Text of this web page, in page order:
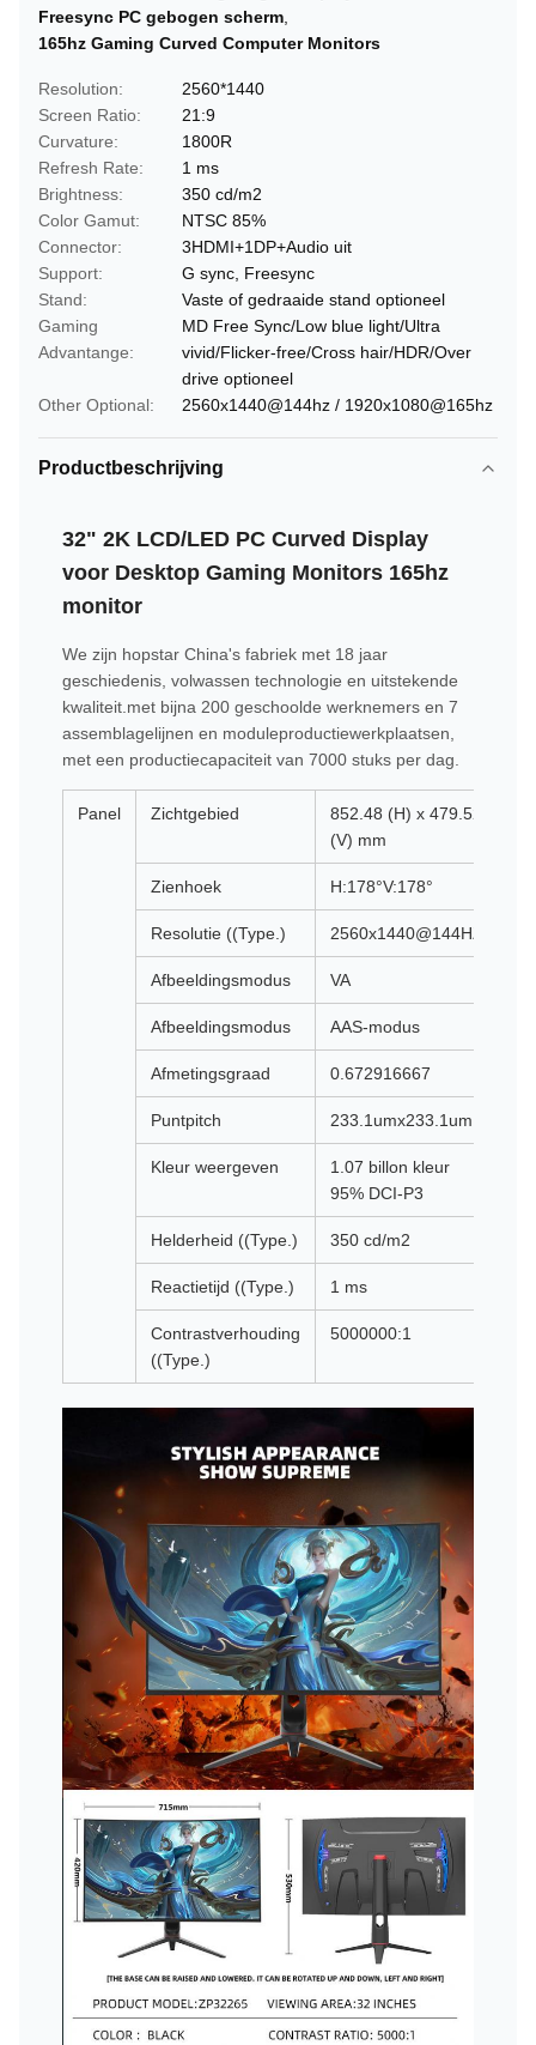
Freesync PC gebogen scherm
165hz Gaming Curved Computer Monitors
Resolution:
2560*1440
Screen Ratio:
21:9
Curvature:
1800R
Refresh Rate:
1 ms
Brightness:
350 cd/m2
Color Gamut:
NTSC 85%
Connector:
3HDMI+1DP+Audio uit
Support:
G sync, Freesync
Stand:
Vaste of gedraaide stand optioneel
Gaming
Advantange:
MD Free Sync/Low blue light/Ultra
vivid/Flicker-free/Cross hair/HDR/Over
drive optioneel
Other Optional:
2560x1440@144hz / 1920x1080@165hz
Productbeschrijving
32" 2K LCD/LED PC Curved Display
voor Desktop Gaming Monitors 165hz
monitor
We zijn hopstar China's fabriek met 18 jaar
geschiedenis, volwassen technologie en uitstekende
kwaliteit.met bijna 200 geschoolde werknemers en 7
assemblagelijnen en moduleproductiewerkplaatsen,
met een productiecapaciteit van 7000 stuks per dag.
Panel Zichtgebied
852.48 (H) x 479.52
(V) mm
Zienhoek H:178°V:178°
Resolutie ((Type.) 2560x1440@144HZ
Afbeeldingsmodus VA
Afbeeldingsmodus AAS-modus
Afmetingsgraad 0.672916667
Puntpitch 233.1umx233.1um
Kleur weergeven
1.07 billon kleur
95% DCI-P3
Helderheid ((Type.) 350 cd/m2
Reactietijd ((Type.) 1 ms
Contrastverhouding
((Type.)
5000000:1